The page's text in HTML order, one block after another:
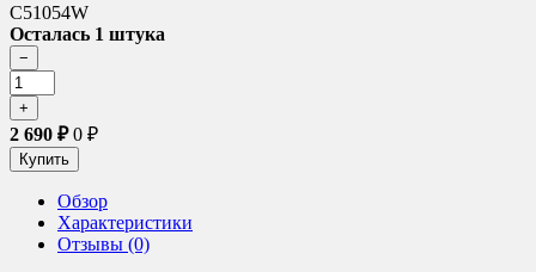
C51054W
Осталась 1 штука
2 690 ₽0 ₽
Обзор
Характеристики
Отзывы (0)